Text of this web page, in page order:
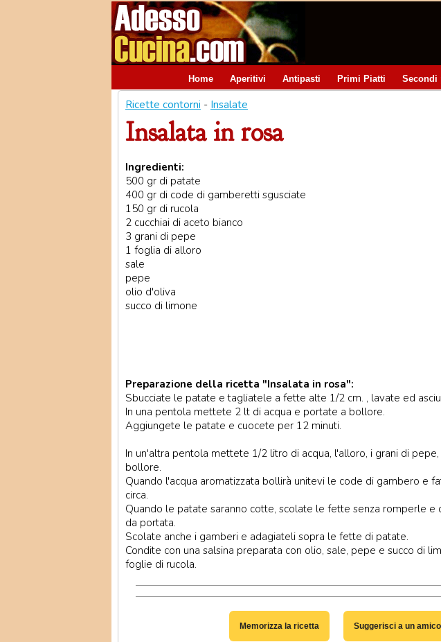
Home Aperitivi Antipasti Primi Piatti Secondi
Ricette contorni - Insalate
Insalata in rosa
Ingredienti:
500 gr di patate
400 gr di code di gamberetti sgusciate
150 gr di rucola
2 cucchiai di aceto bianco
3 grani di pepe
1 foglia di alloro
sale
pepe
olio d'oliva
succo di limone
Preparazione della ricetta "Insalata in rosa":
Sbucciate le patate e tagliatele a fette alte 1/2 cm. , lavate ed
In una pentola mettete 2 lt di acqua e portate a bollore.
Aggiungete le patate e cuocete per 12 minuti.
In un'altra pentola mettete 1/2 litro di acqua, l'alloro, i grani di
bollore.
Quando l'acqua aromatizzata bollirà unitevi le code di gambero e
circa.
Quando le patate saranno cotte, scolate le fette senza romperle e
da portata.
Scolate anche i gamberi e adagiateli sopra le fette di patate.
Condite con una salsina preparata con olio, sale, pepe e succo di
foglie di rucola.
Memorizza la ricetta Suggerisci a un